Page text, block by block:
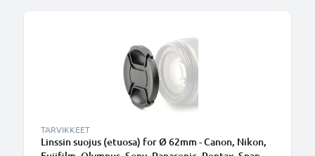
TARVIKKEET
Linssin suojus (etuosa) for Ø 62mm - Canon, Nikon,